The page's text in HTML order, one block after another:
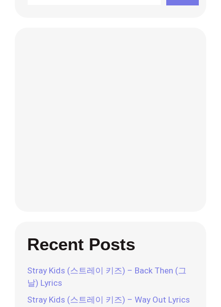
Recent Posts
Stray Kids (스트레이 키즈) – Back Then (그
날) Lyrics
Stray Kids (스트레이 키즈) – Way Out Lyrics